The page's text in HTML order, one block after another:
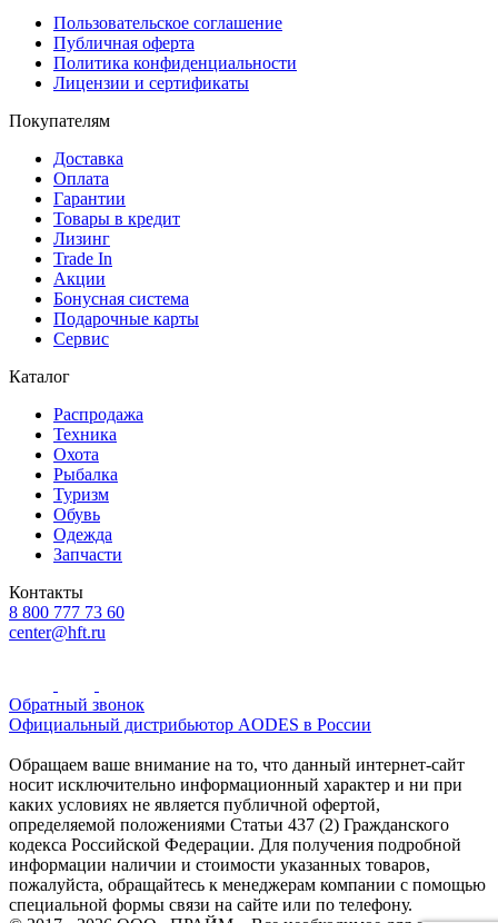
Пользовательское соглашение
Публичная оферта
Политика конфиденциальности
Лицензии и сертификаты
Покупателям
Доставка
Оплата
Гарантии
Товары в кредит
Лизинг
Trade In
Акции
Бонусная система
Подарочные карты
Сервис
Каталог
Распродажа
Техника
Охота
Рыбалка
Туризм
Обувь
Одежда
Запчасти
Контакты
8 800 777 73 60
center@hft.ru
Обратный звонок
Официальный дистрибьютор AODES в России
Обращаем ваше внимание на то, что данный интернет-сайт
носит исключительно информационный характер и ни при
каких условиях не является публичной офертой,
определяемой положениями Статьи 437 (2) Гражданского
кодекса Российской Федерации. Для получения подробной
информации наличии и стоимости указанных товаров,
пожалуйста, обращайтесь к менеджерам компании с помощью
специальной формы связи на сайте или по телефону.